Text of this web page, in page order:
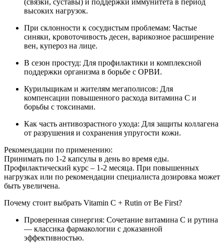
(связки, суставы) и поддержки иммунитета в период
высоких нагрузок.
При склонности к сосудистым проблемам: Частые
синяки, кровоточивость десен, варикозное расширение
вен, купероз на лице.
В сезон простуд: Для профилактики и комплексной
поддержки организма в борьбе с ОРВИ.
Курильщикам и жителям мегаполисов: Для
компенсации повышенного расхода витамина С и
борьбы с токсинами.
Как часть антивозрастного ухода: Для защиты коллагена
от разрушения и сохранения упругости кожи.
Рекомендации по применению:
Принимать по 1-2 капсулы в день во время еды.
Профилактический курс – 1-2 месяца. При повышенных
нагрузках или по рекомендации специалиста дозировка может
быть увеличена.
Почему стоит выбрать Vitamin C + Rutin от Be First?
Проверенная синергия: Сочетание витамина С и рутина
— классика фармакологии с доказанной
эффективностью.